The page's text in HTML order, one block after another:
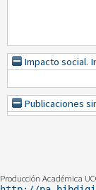
Impacto social.
Publicaciones
Producción Académica